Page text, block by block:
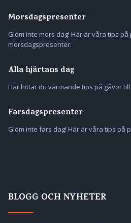
Morsdagspresenter
Glöm inte mors dag! Här är våra tips
morsdagspresenter.
Alla hjärtans dag
Här hittar du värmande tips på gåvor
Farsdagspresenter
Glöm inte fars dag! Här är våra tips
BLOGG OCH NYHETER